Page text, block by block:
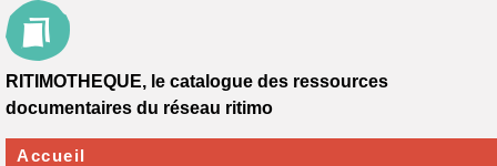
RITIMOTHEQUE, le catalogue des ressources
documentaires du réseau ritimo
Accueil